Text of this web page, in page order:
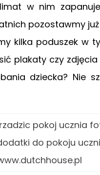
w nim
pozostawmy już
kilka poduszek w
plakaty czy
dziecka? Nie
do pokoju